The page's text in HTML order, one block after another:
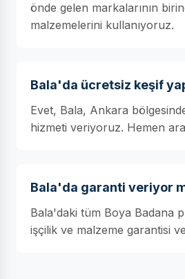
önde gelen markalarının
malzemelerini kullanıyoruz.
Bala'da ücretsiz keşif
Evet, Bala, Ankara
hizmeti veriyoruz. Hemen
Bala'da garanti veriyor
Bala'daki tüm Boya Badana
işçilik ve malzeme garantisi